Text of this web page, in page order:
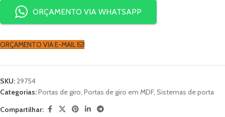
ORÇAMENTO VIA WHATSAPP
ORÇAMENTO VIA E-MAIL
SKU:29754
Categorias:Portas de giro, Portas de giro em MDF, Sistemas de porta
Compartilhar: